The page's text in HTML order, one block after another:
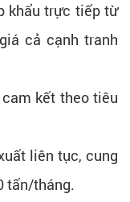
khẩu trực tiếp từ
cả cạnh tranh
kết theo tiêu
liên tục, cung
tấn/tháng.